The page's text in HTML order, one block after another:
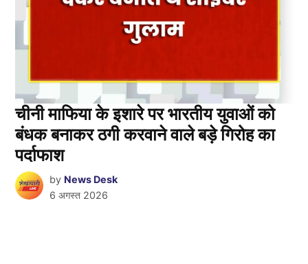
चीनी माफिया के इशारे पर भारतीय युवाओं को
बंधक बनाकर ठगी करवाने वाले बड़े गिरोह का
पर्दाफाश
by News Desk
6 अगस्त 2026